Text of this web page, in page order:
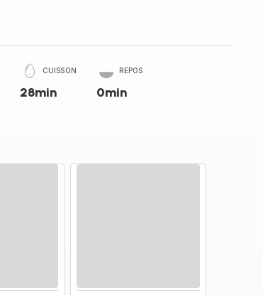
CUISSON
28min
REPOS
0min